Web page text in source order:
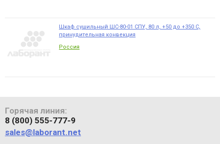
Шкаф сушильный ШС-80-01 СПУ, 80 л, +50 до +350 С,
принудительная конвекция
Россия
Горячая линия:
8 (800) 555-777-9
sales@laborant.net